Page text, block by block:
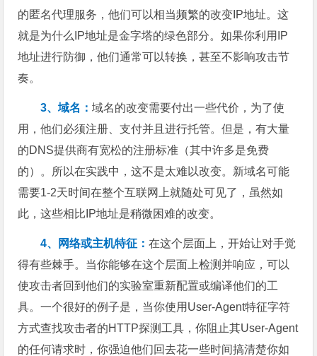
的匿名代理服务，他们可以相当频繁的改变IP地址。这
就是为什么IP地址是金字塔的绿色部分。如果你利用IP
地址进行防御，他们通常可以转换，甚至不影响攻击节
奏。
3、域名：域名的改变需要付出一些代价，为了使
用，他们必须注册、支付并且进行托管。但是，有大量
的DNS提供商有宽松的注册标准（其中许多是免费
的）。所以在实践中，这不是太难以改变。新域名可能
需要1-2天时间在整个互联网上就随处可见了，虽然如
此，这些相比IP地址是稍微困难的改变。
4、网络或主机特征：在这个层面上，开始让对手觉
得有些棘手。当你能够在这个层面上检测并响应，可以
使攻击者回到他们的实验室重新配置或编译他们的工
具。一个很好的例子是，当你使用User-Agent特征字符
方式查找攻击者的HTTP探测工具，你阻止其User-Agent
的任何请求时，你强迫他们回去花一些时间搞清楚你如